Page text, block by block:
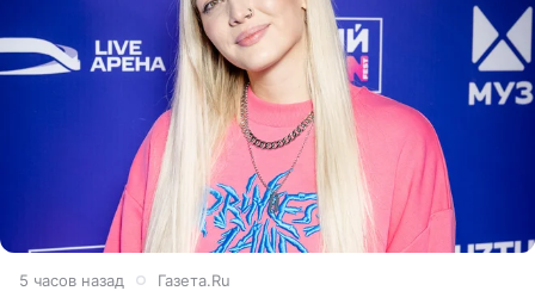
5 часов назад Газета.Ru